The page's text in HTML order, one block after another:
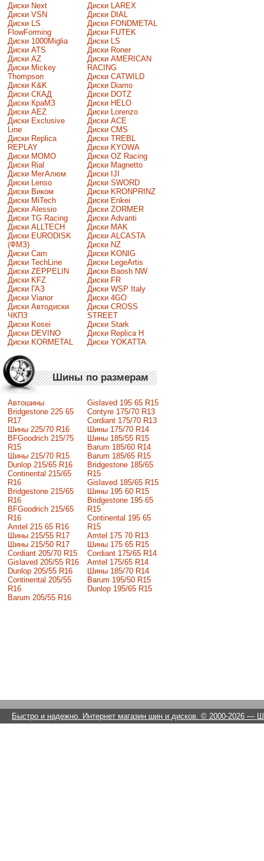
Диски Next
Диски VSN
Диски LS
FlowForming
Диски 1000Miglia
Диски ATS
Диски AZ
Диски Mickey
Thompson
Диски K&K
Диски СКАД
Диски КраМЗ
Диски AEZ
Диски Exclusive
Line
Диски Replica
REPLAY
Диски MOMO
Диски Rial
Диски МегАлюм
Диски Lenso
Диски Виком
Диски MiTech
Диски Alessio
Диски TG Racing
Диски ALLTECH
Диски EURODISK
(ФМЗ)
Диски Cam
Диски TechLine
Диски ZEPPELIN
Диски KFZ
Диски ГАЗ
Диски Vianor
Диски Автодиски
ЧКПЗ
Диски Kosei
Диски DEVINO
Диски KORMETAL
Диски LAREX
Диски DIAL
Диски FONDMETAL
Диски FUTEK
Диски LS
Диски Roner
Диски AMERICAN
RACING
Диски CATWILD
Диски Diamo
Диски DOTZ
Диски HELO
Диски Lorenzo
Диски ACE
Диски CMS
Диски TREBL
Диски KYOWA
Диски OZ Racing
Диски Magnetto
Диски IJI
Диски SWORD
Диски KRONPRINZ
Диски Enkei
Диски ZORMER
Диски Advanti
Диски MAK
Диски ALCASTA
Диски NZ
Диски KONIG
Диски LegeArtis
Диски Baosh NW
Диски FR
Диски WSP Italy
Диски 4GO
Диски CROSS
STREET
Диски Stark
Диски Replica H
Диски YOKATTA
Шины по размерам
Автошины
Bridgestone 225 65
R17
Шины 225/70 R16
BFGoodrich 215/75
R15
Шины 215/70 R15
Dunlop 215/65 R16
Continental 215/65
R16
Bridgestone 215/65
R16
BFGoodrich 215/65
R16
Amtel 215 65 R16
Шины 215/55 R17
Шины 215/50 R17
Сordiant 205/70 R15
Gislaved 205/55 R16
Dunlop 205/55 R16
Continental 205/55
R16
Barum 205/55 R16
Gislaved 195 65 R15
Contyre 175/70 R13
Cordiant 175/70 R13
Шины 175/70 R14
Шины 185/55 R15
Barum 185/60 R14
Barum 185/65 R15
Bridgestone 185/65
R15
Gislaved 185/65 R15
Шины 195 60 R15
Bridgestone 195 65
R15
Continental 195 65
R15
Amtel 175 70 R13
Шины 175 65 R15
Cordiant 175/65 R14
Amtel 175/65 R14
Шины 185/70 R14
Barum 195/50 R15
Dunlop 195/65 R15
Быстро и надежно. Интернет магазин шин и дисков. © 2000-2026 —